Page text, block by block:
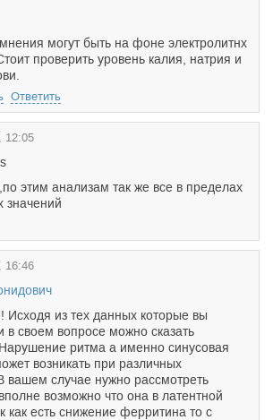
могут быть на фоне электролитнх
проверить уровень калия, натрия и
Ответить
12:05
этим анализам так же все в пределах
значений
16:46
Исходя из тех данных которые вы
в своем вопросе можно сказать
ритма а именно синусовая
возникать при различных
вашем случае нужно рассмотреть
возможно что она в латентной
как есть снижение ферритина то с